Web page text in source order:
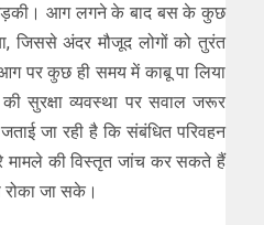
आग लगने के बाद बस के कुछ
जिससे अंदर मौजूद लोगों को तुरंत
पर कुछ ही समय में काबू पा लिया
सुरक्षा व्यवस्था पर सवाल जरूर
जा रही है कि संबंधित परिवहन
मामले की विस्तृत जांच कर सकते हैं
रोका जा सके।